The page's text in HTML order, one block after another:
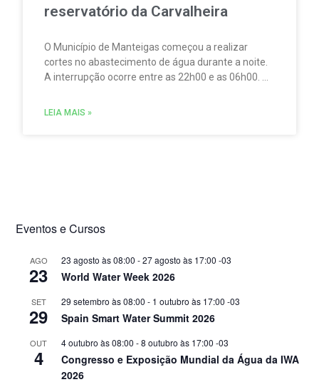
reservatório da Carvalheira
O Município de Manteigas começou a realizar
cortes no abastecimento de água durante a noite.
A interrupção ocorre entre as 22h00 e as 06h00. A
do nível do reservatório da Carvalheira,
LEIA MAIS »
Eventos e Cursos
AGO
23
23 agosto às 08:00 -27 agosto às 17:00 -03
World Water Week 2026
SET
29
29 setembro às 08:00 - 1 outubro às 17:00 -03
Spain Smart Water Summit 2026
OUT
4
4 outubro às 08:00 -8 outubro às 17:00 -03
Congresso e Exposição Mundial da Água da IWA
2026